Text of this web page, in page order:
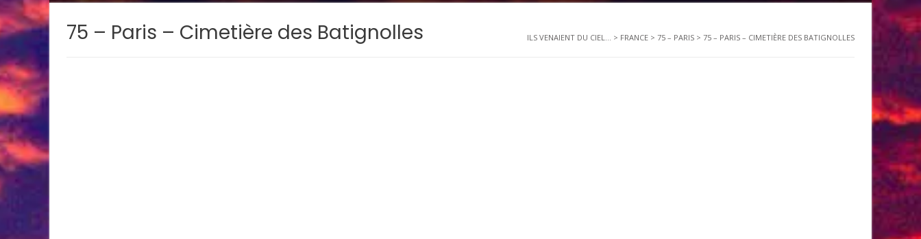
75 – Paris – Cimetière des Batignolles ILS VENAIENT DU CIEL... > FRANCE > 75 – PARIS > 75 – PARIS – CIMETIÈRE DES BATIGNOLLES